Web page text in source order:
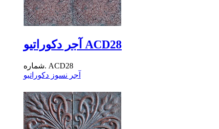
آجر دکوراتیو ACD28
شماره. ACD28
آجر نسوز دکوراتیو